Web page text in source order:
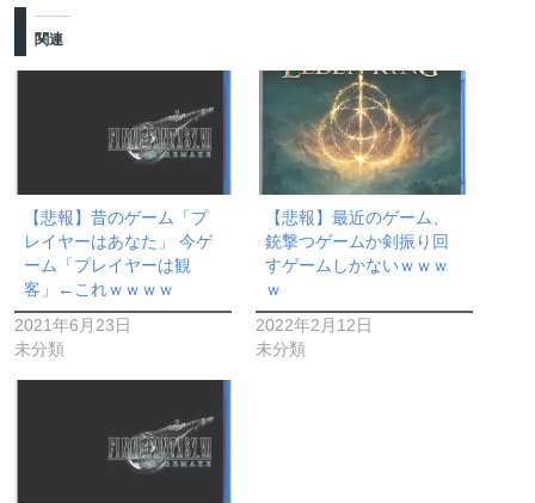
関連
【悲報】昔のゲーム「プ
レイヤーはあなた」 今ゲ
ーム「プレイヤーは観
客」←これｗｗｗｗ
2021年6月23日
未分類
【悲報】最近のゲーム、
銃撃つゲームか剣振り回
すゲームしかないｗｗｗ
ｗ
2022年2月12日
未分類